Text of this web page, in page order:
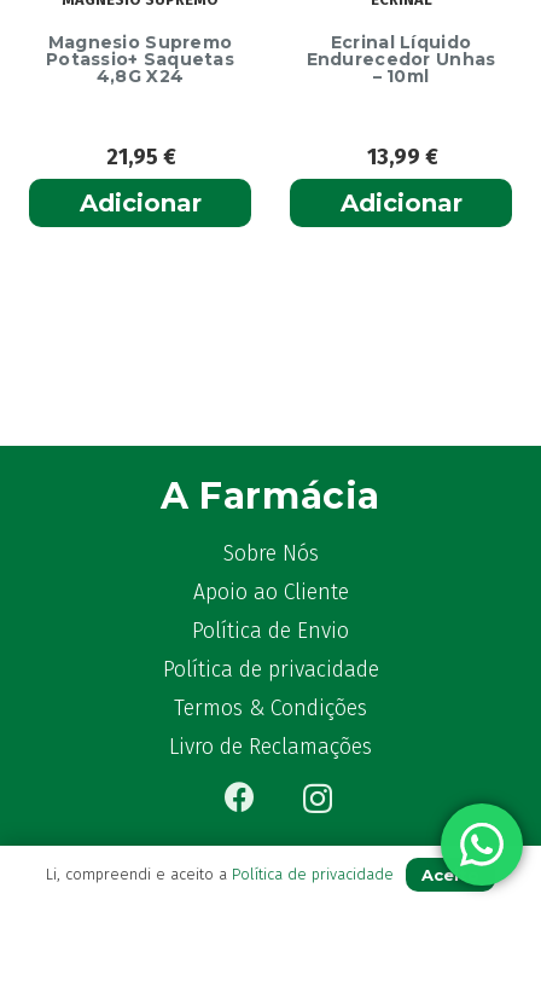
Magnesio Supremo
Potassio+ Saquetas
4,8G X24
21,95€
Adicionar
Ecrinal Líquido
Endurecedor Unhas
– 10ml
13,99€
Adicionar
A Farmácia
Sobre Nós
Apoio ao Cliente
Política de Envio
Política de privacidade
Termos & Condições
Livro de Reclamações
Para Si
Li, compreendi e aceito a Política de privacidade Aceito